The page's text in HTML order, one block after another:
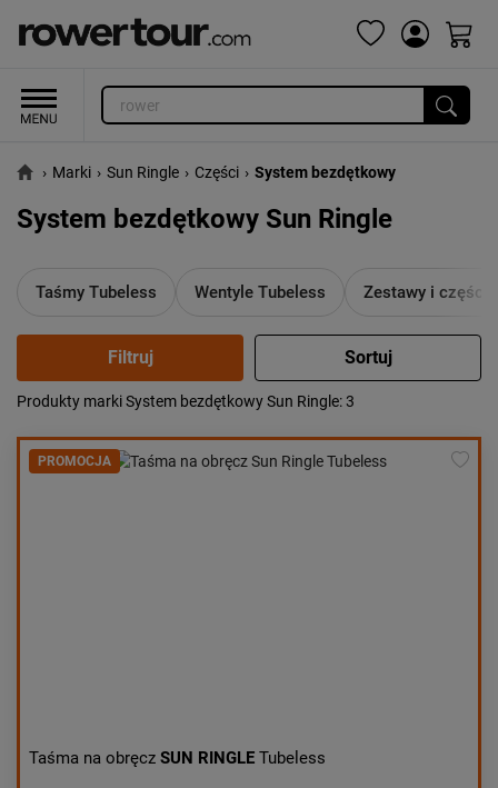
› Marki › Sun Ringle › Części › System bezdętkowy
System bezdętkowy Sun Ringle
Taśmy Tubeless Wentyle Tubeless Zestawy i części
Popularność:
Cena:
od najniższej
od najwyższej
Produkty marki System bezdętkowy Sun Ringle: 3
PROMOCJA
Taśma na obręcz SUN RINGLE Tubeless